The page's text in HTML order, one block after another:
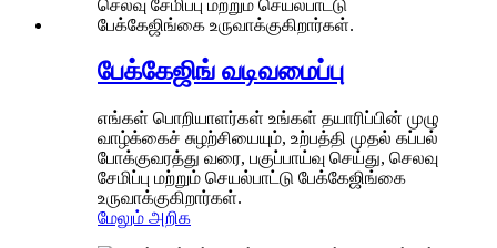
பேக்கேஜிங் வடிவமைப்பு
எங்கள் பொறியாளர்கள் உங்கள் தயாரிப்பின் முழு
வாழ்க்கைச் சுழற்சியையும், உற்பத்தி முதல் கப்பல்
போக்குவரத்து வரை, பகுப்பாய்வு செய்து, செலவு
சேமிப்பு மற்றும் செயல்பாட்டு பேக்கேஜிங்கை
உருவாக்குகிறார்கள்.
மேலும் அறிக